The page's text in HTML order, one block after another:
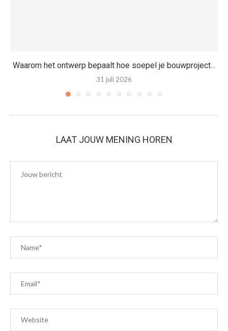
Waarom het ontwerp bepaalt hoe soepel je bouwproject...
31 juli 2026
LAAT JOUW MENING HOREN